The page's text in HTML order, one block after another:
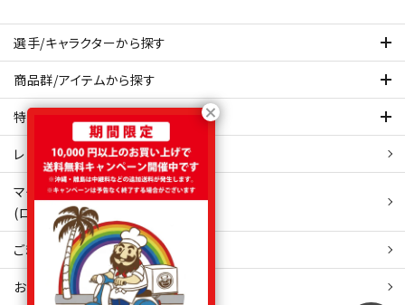
選手/キャラクターから探す
商品群/アイテムから探す
特集ページを見てみる
レビュー・口コミ 一覧ページ
マイアカウント
(ログイン/新規会員登録)
ご利用ガイド
お問い合わせ